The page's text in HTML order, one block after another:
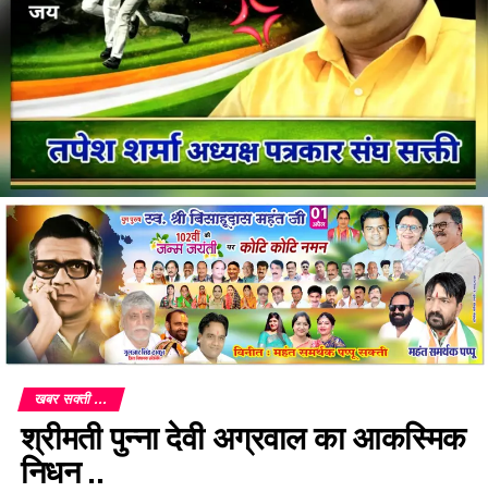
खबर सक्ती ...
श्रीमती पुन्ना देवी अग्रवाल का आकस्मिक
निधन ..